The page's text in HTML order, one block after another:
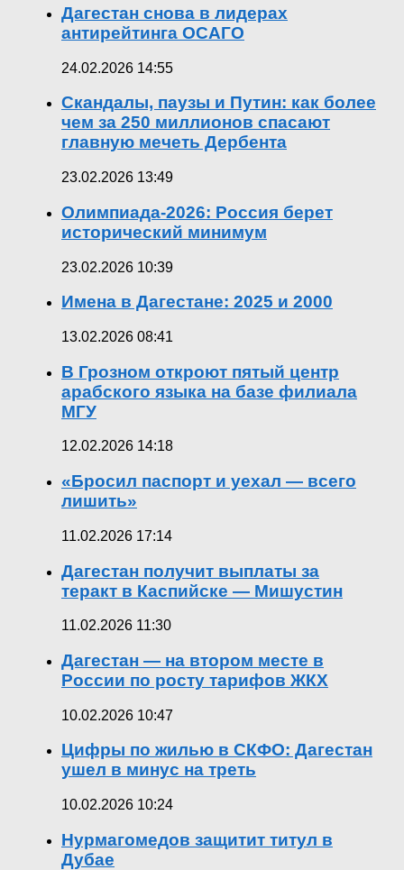
Дагестан снова в лидерах
антирейтинга ОСАГО
24.02.2026 14:55
Скандалы, паузы и Путин: как более
чем за 250 миллионов спасают
главную мечеть Дербента
23.02.2026 13:49
Олимпиада-2026: Россия берет
исторический минимум
23.02.2026 10:39
Имена в Дагестане: 2025 и 2000
13.02.2026 08:41
В Грозном откроют пятый центр
арабского языка на базе филиала
МГУ
12.02.2026 14:18
«Бросил паспорт и уехал — всего
лишить»
11.02.2026 17:14
Дагестан получит выплаты за
теракт в Каспийске — Мишустин
11.02.2026 11:30
Дагестан — на втором месте в
России по росту тарифов ЖКХ
10.02.2026 10:47
Цифры по жилью в СКФО: Дагестан
ушел в минус на треть
10.02.2026 10:24
Нурмагомедов защитит титул в
Дубае